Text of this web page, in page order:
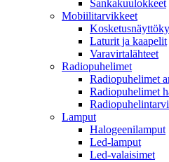
Sankakuulokkeet
Mobiilitarvikkeet
Laturit ja kaapelit
Varavirtalähteet
Radiopuhelimet
Radiopuhelimet
Radiopuhelimet
Lamput
Halogeenilamput
Led-lamput
Led-valaisimet